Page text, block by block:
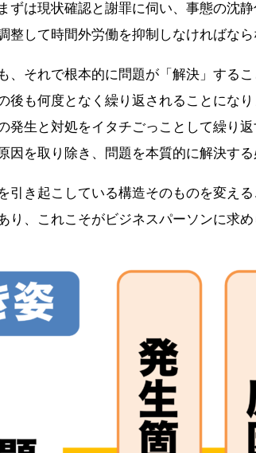
ずは現状確認と謝罪に伺い、事態の沈
整して時間外労働を抑制しなければなら
、それで根本的に問題が「解決」する
後も何度となく繰り返されることにな
発生と対処をイタチごっことして繰り
因を取り除き、問題を本質的に解決する
引き起こしている構造そのものを変え
り、これこそがビジネスパーソンに求